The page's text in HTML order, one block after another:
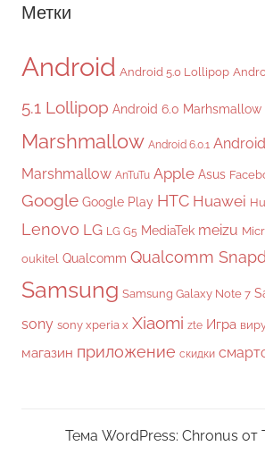
Метки
Android Android 5.0 Lollipop
5.1 Lollipop Android 6.0 Marhsmallow
Marshmallow Android 6.0.1
Marshmallow AnTuTu Apple Asus
Google Google Play HTC Huawei
Lenovo LG LG G5 MediaTek meizu
oukitel Qualcomm Qualcomm
Samsung Samsung Galaxy Note 7
sony sony xperia x Xiaomi zte Игра
магазин приложение скидки
Тема WordPress: Chronus от